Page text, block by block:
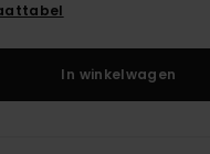
In winkelwagen